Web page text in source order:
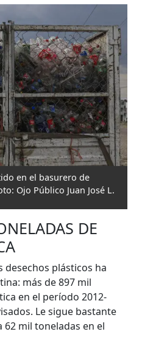
en el basurero de
Ojo Público Juan José L.
DE
desechos plásticos ha
más de 897 mil
en el período 2012-
Le sigue bastante
mil toneladas en el